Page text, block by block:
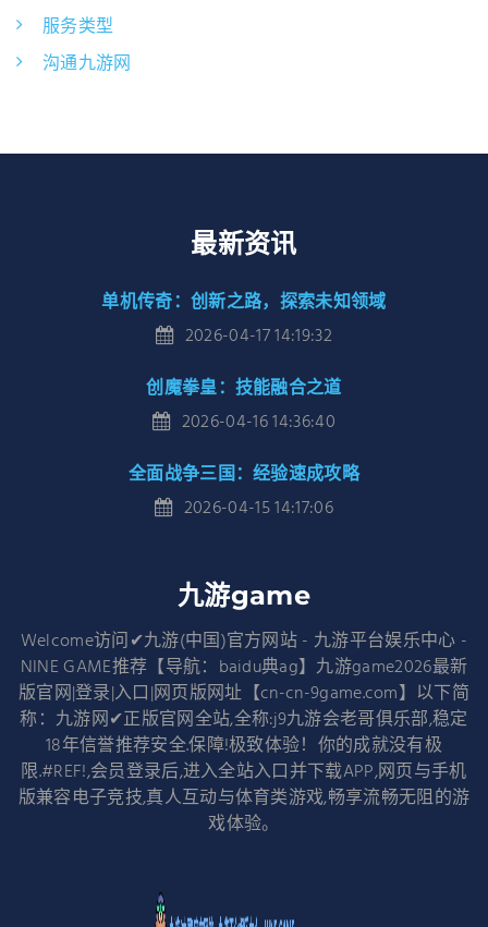
服务类型
沟通九游网
最新资讯
单机传奇：创新之路，探索未知领域
2026-04-17 14:19:32
创魔拳皇：技能融合之道
2026-04-16 14:36:40
全面战争三国：经验速成攻略
2026-04-15 14:17:06
九游game
Welcome访问✔九游(中国)官方网站 - 九游平台娱乐中心 -
NINE GAME推荐【导航：baidu典ag】九游game2026最新
版官网|登录|入口|网页版网址【cn-cn-9game.com】以下简
称：九游网✔正版官网全站,全称:j9九游会老哥俱乐部,稳定
18年信誉推荐安全.保障!极致体验！你的成就没有极
限.#REF!,会员登录后,进入全站入口并下载APP,网页与手机
版兼容电子竞技,真人互动与体育类游戏,畅享流畅无阻的游
戏体验。